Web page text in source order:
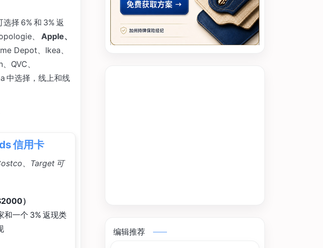
择 6% 和 3% 返
、 Apple、
Depot、Ikea、
QVC、
中选择，线上和线
信用卡
、Target 可
）
和一个 3% 返现类
编辑推荐